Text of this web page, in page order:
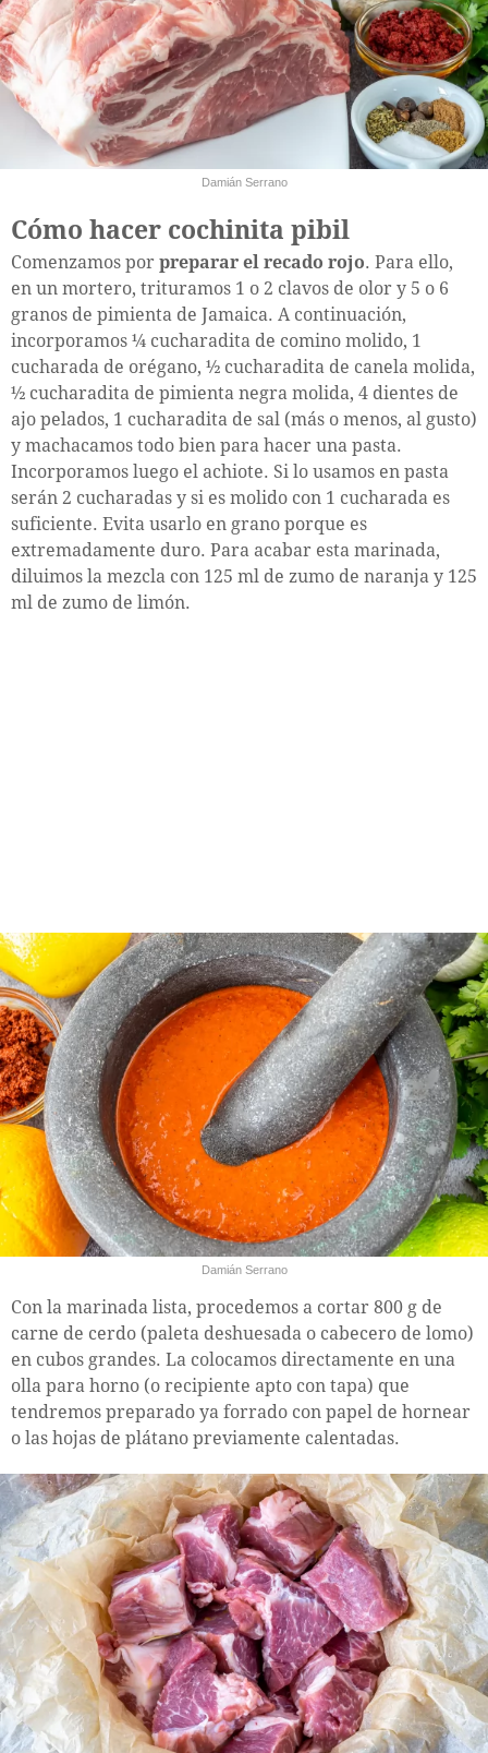
Damián Serrano
Cómo hacer cochinita pibil
Comenzamos por preparar el recado rojo. Para ello,
en un mortero, trituramos 1 o 2 clavos de olor y 5 o 6
granos de pimienta de Jamaica. A continuación,
incorporamos ¼ cucharadita de comino molido, 1
cucharada de orégano, ½ cucharadita de canela molida,
½ cucharadita de pimienta negra molida, 4 dientes de
ajo pelados, 1 cucharadita de sal (más o menos, al gusto)
y machacamos todo bien para hacer una pasta.
Incorporamos luego el achiote. Si lo usamos en pasta
serán 2 cucharadas y si es molido con 1 cucharada es
suficiente. Evita usarlo en grano porque es
extremadamente duro. Para acabar esta marinada,
diluimos la mezcla con 125 ml de zumo de naranja y 125
ml de zumo de limón.
Damián Serrano
Con la marinada lista, procedemos a cortar 800 g de
carne de cerdo (paleta deshuesada o cabecero de lomo)
en cubos grandes. La colocamos directamente en una
olla para horno (o recipiente apto con tapa) que
tendremos preparado ya forrado con papel de hornear
o las hojas de plátano previamente calentadas.